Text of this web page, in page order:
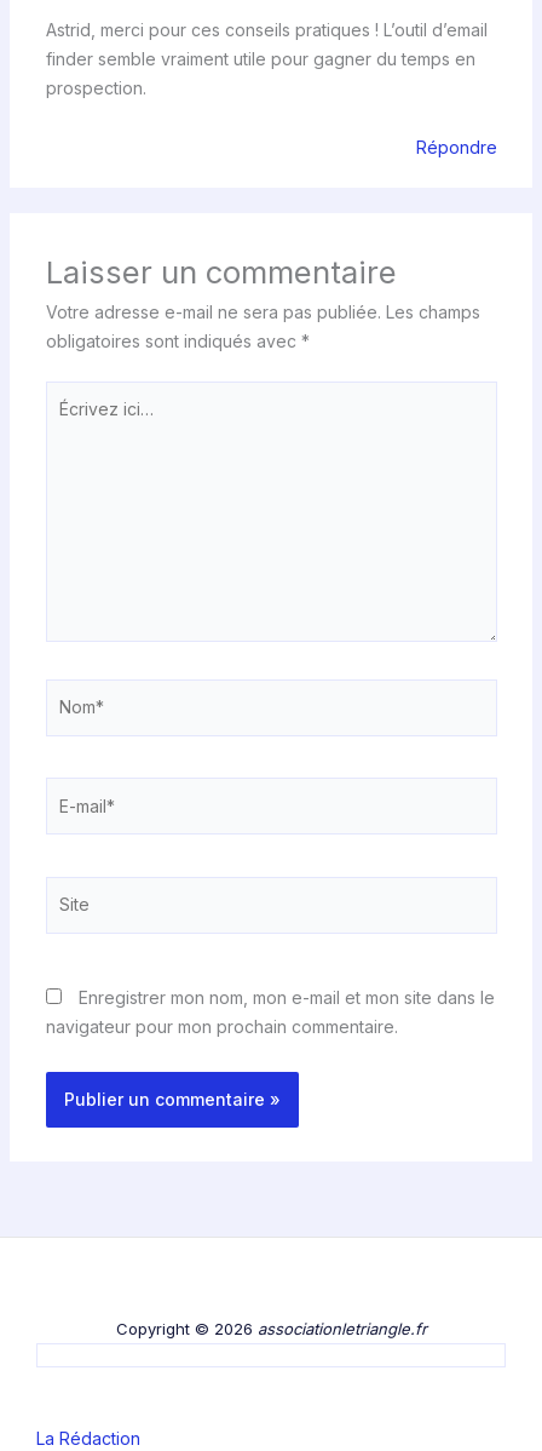
Astrid, merci pour ces conseils pratiques ! L’outil d’email
finder semble vraiment utile pour gagner du temps en
prospection.
Répondre
Laisser un commentaire
Votre adresse e-mail ne sera pas publiée. Les champs
obligatoires sont indiqués avec *
Écrivez
mail*
Enregistrer mon nom, mon e-mail et mon site dans le
navigateur pour mon prochain commentaire.
Copyright © 2026 associationletriangle.fr
La Rédaction